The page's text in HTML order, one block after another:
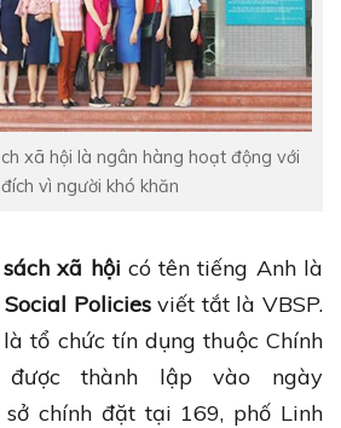
xã hội là ngân hàng hoạt động với
vì người khó khăn
xã hội có tên tiếng Anh là
Policiesviết tắt là VBSP.
tổ chức tín dụng thuộc Chính
thành lập vào ngày
chính đặt tại 169, phố Linh